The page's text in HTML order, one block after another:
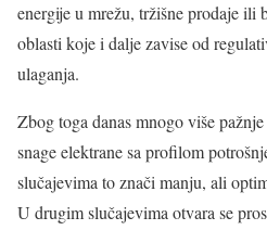
energije u mrežu, tržišne prodaje ili
oblasti koje i dalje zavise od
ulaganja.
Zbog toga danas mnogo više
snage elektrane sa profilom
slučajevima to znači manju, ali
U drugim slučajevima otvara se